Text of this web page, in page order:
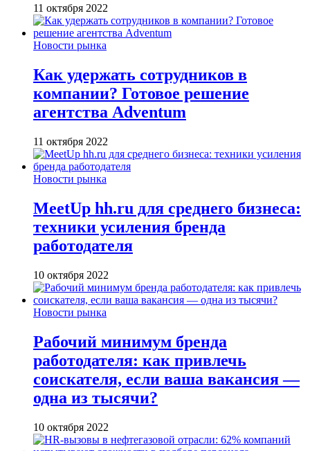
11 октября 2022
Новости рынка
Как удержать сотрудников в
компании? Готовое решение
агентства Adventum
11 октября 2022
Новости рынка
MeetUp hh.ru для среднего бизнеса:
техники усиления бренда
работодателя
10 октября 2022
Новости рынка
Рабочий минимум бренда
работодателя: как привлечь
соискателя, если ваша вакансия —
одна из тысячи?
10 октября 2022